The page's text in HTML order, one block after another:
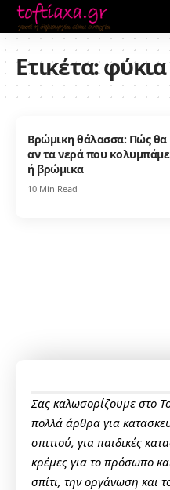
Ετικέτα:φύκια
Βρώμικη θάλασσα: Πώς θα
αν τα νερά που
ή βρώμικα
10 Min Read
Σας καλωσορίζουμε στο
πολλά άρθρα για
σπιτιού, για παιδικές
κρέμες για το πρόσωπο
σπίτι, την οργάνωση και